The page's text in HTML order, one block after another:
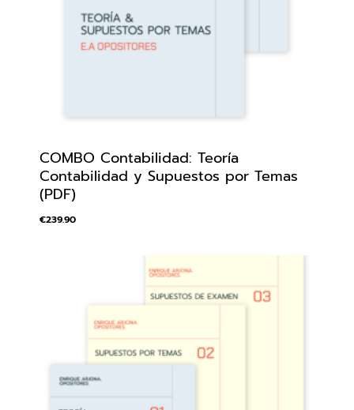
COMBO Contabilidad: Teoría
Contabilidad y Supuestos por Temas
(PDF)
€239.90